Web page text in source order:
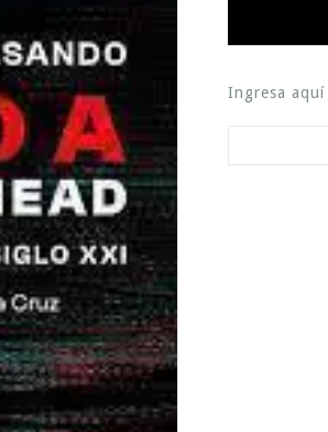
Ingresa